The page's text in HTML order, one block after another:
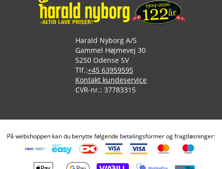
Harald Nyborg A/S
Gammel Højmevej 30
5250 Odense SV
Tlf.:+45 63959595
Kontakt kundeservice
CVR-nr.: 37783315
På webshoppen kan du benytte følgende betalingsformer og fragtløsninger: